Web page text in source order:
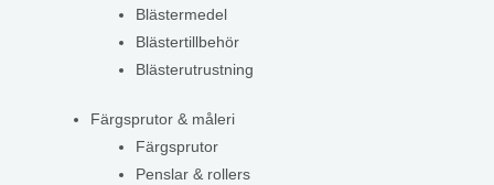
Blästermedel
Blästertillbehör
Blästerutrustning
Färgsprutor & måleri
Färgsprutor
Penslar & rollers